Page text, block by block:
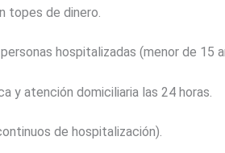
topes de dinero.
hospitalizadas (menor de 15
y atención domiciliaria las 24 horas.
de hospitalización).